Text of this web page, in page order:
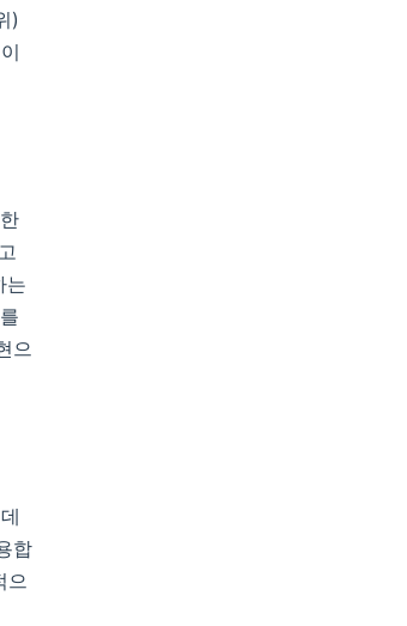
)
는
으
합
으